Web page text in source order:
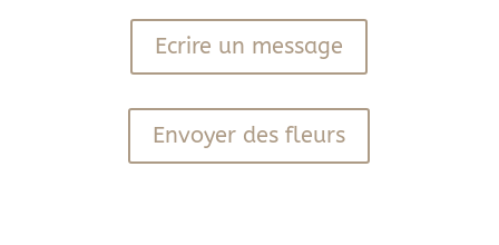
Ecrire un message
Envoyer des fleurs